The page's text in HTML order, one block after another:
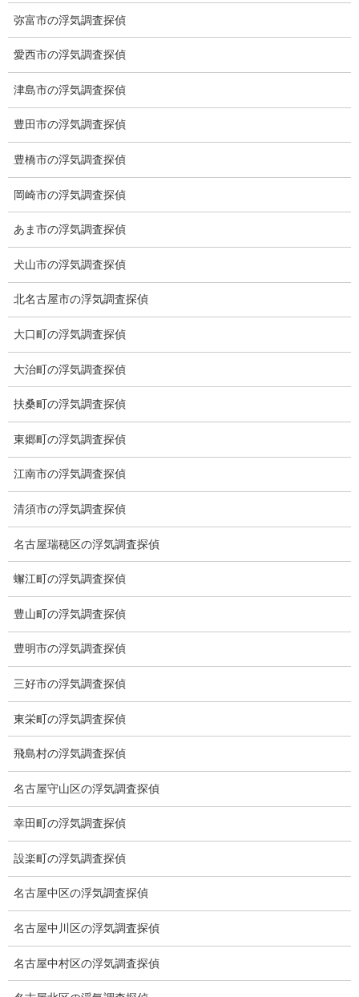
メニュー
トップ
ご挨拶
システム
クーリング・オフ
契約後の安心と信頼
顧問弁護士のご案内
委任契約
低料金の理由
スキルの高さ＝高額料金？
適正料金
稼働制って何？
探偵
探偵を本業
調査機器
探偵の資格
弁護士紹介
浮気調査
浮気調査プランのご案内
GPS検索調査
GPS調査
弥富市の浮気調査探偵
愛西市の浮気調査探偵
津島市の浮気調査探偵
豊田市の浮気調査探偵
豊橋市の浮気調査探偵
岡崎市の浮気調査探偵
あま市の浮気調査探偵
犬山市の浮気調査探偵
北名古屋市の浮気調査探偵
大口町の浮気調査探偵
大治町の浮気調査探偵
扶桑町の浮気調査探偵
東郷町の浮気調査探偵
江南市の浮気調査探偵
清須市の浮気調査探偵
名古屋瑞穂区の浮気調査探偵
蠏江町の浮気調査探偵
豊山町の浮気調査探偵
豊明市の浮気調査探偵
三好市の浮気調査探偵
東栄町の浮気調査探偵
飛島村の浮気調査探偵
名古屋守山区の浮気調査探偵
幸田町の浮気調査探偵
設楽町の浮気調査探偵
名古屋中区の浮気調査探偵
名古屋中川区の浮気調査探偵
名古屋中村区の浮気調査探偵